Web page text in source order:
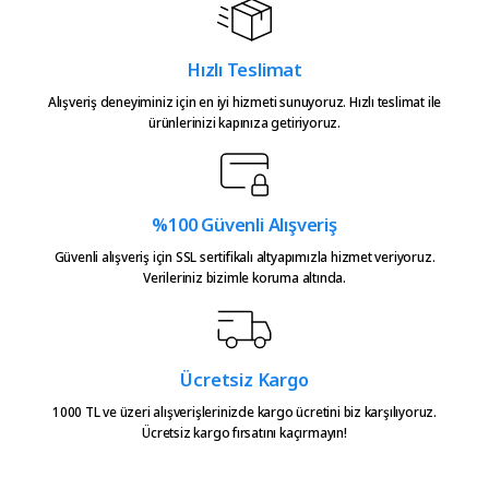
Ürün resmi kalitesiz, bozuk veya görüntülenemiyor.
Ürün fiyatı diğer sitelerden daha pahalı.
Bu ürüne benzer farklı alternatifler olmalı.
Süper hızlı kargo iyi ürün
emeğine sağlık üretenlerin,
Atakan Kasapoğlu | 23/07/2026
Hızlıca kargo elime ulaştı
emeğinize sağlık çok teşekkürler
Urun takibiniz cok guzel. Urunu
alinca tum asamalar mail olatak
bilgilendirme yapiliyor ve ayni
gun kargoya verilmesini
Hızlı Teslimat
Alışveriş deneyiminiz için en iyi hizmeti sunuyoruz. Hızlı teslimat ile
ürünlerinizi kapınıza getiriyoruz.
%100 Güvenli Alışveriş
Güvenli alışveriş için SSL sertifikalı altyapımızla hizmet veriyoruz.
Verileriniz bizimle koruma altında.
Ücretsiz Kargo
1000 TL ve üzeri alışverişlerinizde kargo ücretini biz karşılıyoruz.
Ücretsiz kargo fırsatını kaçırmayın!